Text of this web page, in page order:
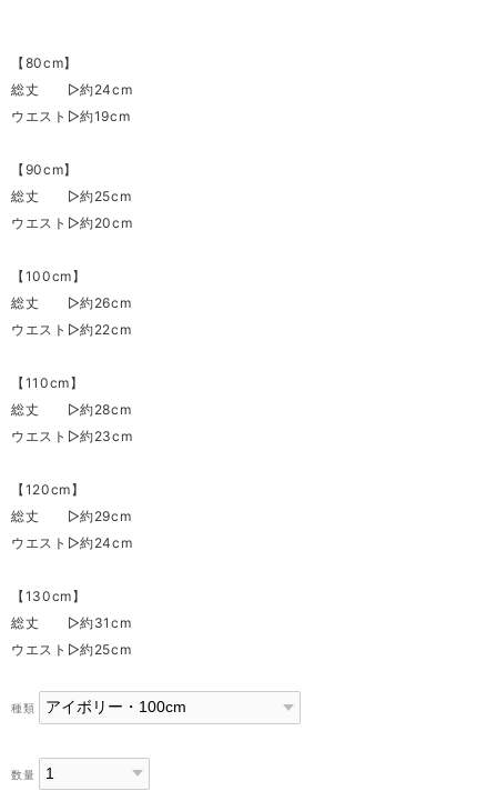
【80cm】
総丈 ▷約24cm
ウエスト▷約19cm
【90cm】
総丈 ▷約25cm
ウエスト▷約20cm
【100cm】
総丈 ▷約26cm
ウエスト▷約22cm
【110cm】
総丈 ▷約28cm
ウエスト▷約23cm
【120cm】
総丈 ▷約29cm
ウエスト▷約24cm
【130cm】
総丈 ▷約31cm
ウエスト▷約25cm
種類
数量